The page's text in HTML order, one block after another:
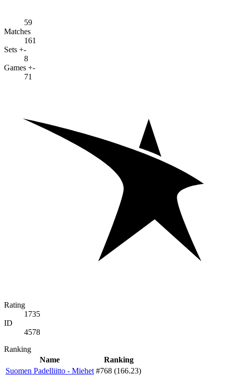
59
Matches
161
Sets +-
8
Games +-
71
Rating
1735
ID
4578
Ranking
Name
Ranking
Suomen Padelliitto - Miehet #768 (166.23)